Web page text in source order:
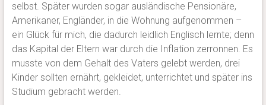
selbst. Später wurden sogar ausländische Pensionäre,
Amerikaner, Engländer, in die Wohnung aufgenommen –
ein Glück für mich, die dadurch leidlich Englisch lernte; denn
das Kapital der Eltern war durch die Inflation zerronnen. Es
musste von dem Gehalt des Vaters gelebt werden, drei
Kinder sollten ernährt, gekleidet, unterrichtet und später ins
Studium gebracht werden.